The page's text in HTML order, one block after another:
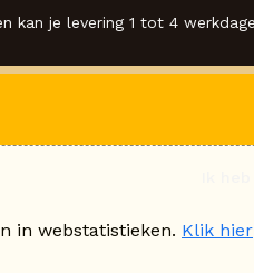
kan je levering 1 tot 4
in webstatistieken. Klik hier